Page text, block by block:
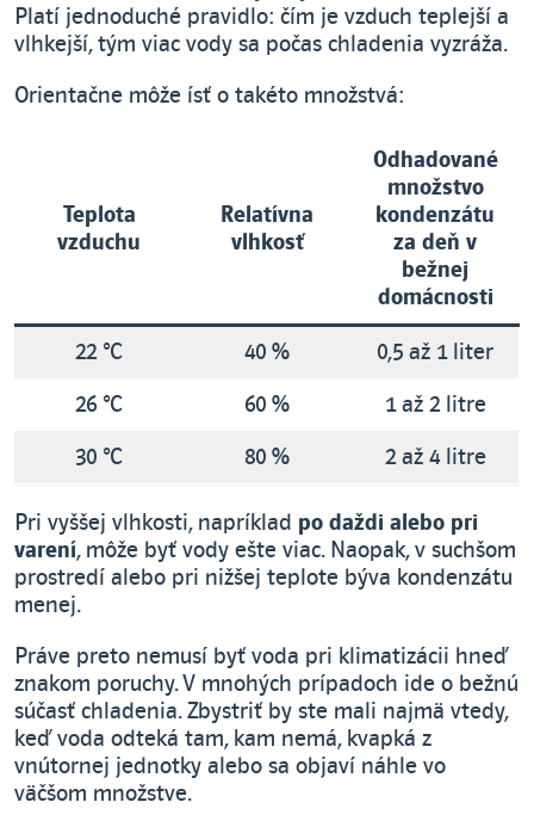
Platí jednoduché pravidlo: čím je vzduch teplejší a
vlhkejší, tým viac vody sa počas chladenia vyzráža.
Orientačne môže ísť o takéto množstvá:
Teplota
vzduchu
Relatívna
vlhkosť
Odhadované
množstvo
kondenzátu
za deň v
bežnej
domácnosti
22 °C 40 %
0,5 až 1 liter
26 °C
60 %
1 až 2 litre
30 °C
80 % 2 až 4 litre
Pri vyššej vlhkosti, napríklad po daždi alebo pri
varení, môže byť vody ešte viac. Naopak, v suchšom
prostredí alebo pri nižšej teplote býva kondenzátu
menej.
Práve preto nemusí byť voda pri klimatizácii hneď
znakom poruchy. V mnohých prípadoch ide o bežnú
súčasť chladenia. Zbystriť by ste mali najmä vtedy,
keď voda odteká tam, kam nemá, kvapká z
vnútornej jednotky alebo sa objaví náhle vo
väčšom množstve.